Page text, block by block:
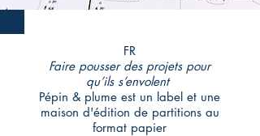
FR
Faire pousser des projets pour
qu’ils s’envolent
Pépin & plume est un label et une
maison d'édition de partitions au
format papier